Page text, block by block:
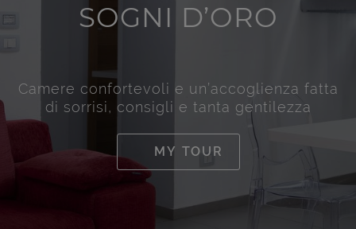
SOGNI D’ORO
Camere confortevoli e un’accoglienza fatta
di sorrisi, consigli e tanta gentilezza
MY TOUR